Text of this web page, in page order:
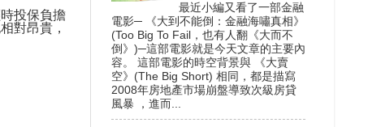
投保負擔
對昂貴，
最近小編又看了一部金融
電影─ 《大到不能倒：金融海嘯真相》
(Too Big To Fail，也有人翻《大而不
倒》)─這部電影就是今天文章的主要內
容。 這部電影的時空背景與 《大賣
空》(The Big Short) 相同，都是描寫
2008年房地產市場崩盤導致次級房貸
風暴 ，進而...